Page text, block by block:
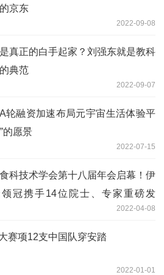
京东
2022-09-08
真正的白手起家？刘强东就是教科
典范
2022-09-07
轮融资加速布局元宇宙生活体验平
的愿景
2022-07-15
科技术学会第十八届年会启幕！伊
冠携手14位院士、专家重磅发
2022-04-08
赛项12支中国队穿安踏
2022-01-01